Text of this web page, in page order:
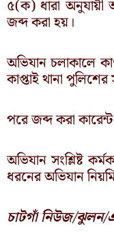
৫(ক) ধারা অনুযায়ী
জব্দ করা হয়।
অভিযান চলাকালে
কাপ্তাই থানা
পরে জব্দ করা
অভিযান সংশ্লিষ্ট
ধরনের অভিযান
চাটগাঁ নিউজ/